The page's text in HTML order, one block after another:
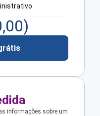
)
informações sobre um